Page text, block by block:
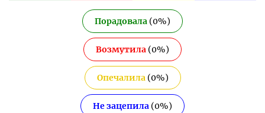
Порадовала (0%)
Возмутила (0%)
Опечалила(0%)
Не зацепила (0%)